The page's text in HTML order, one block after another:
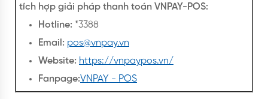
tích hợp giải pháp thanh toán VNPAY-POS:
Hotline: *3388
Email: pos@vnpay.vn
Website: https://vnpaypos.vn/
Fanpage:VNPAY - POS